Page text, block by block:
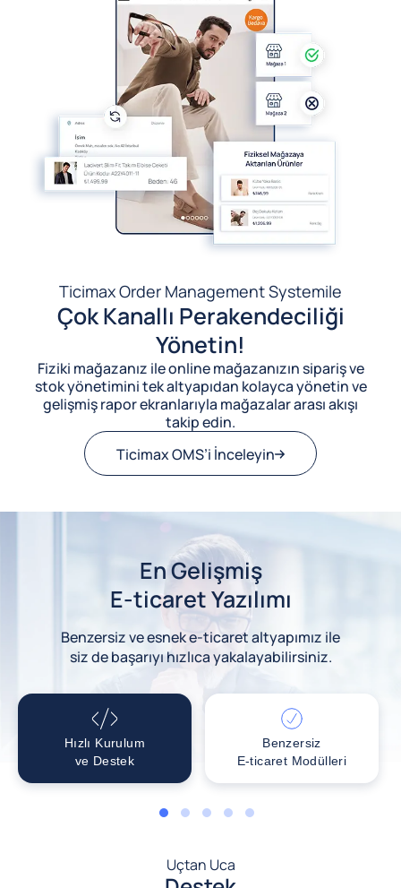
Ticimax Order Management Systemile
Çok Kanallı Perakendeciliği
Yönetin!
Fiziki mağazanız ile online mağazanızın sipariş ve
stok yönetimini tek altyapıdan kolayca yönetin ve
gelişmiş rapor ekranlarıyla mağazalar arası akışı
takip edin.
Ticimax OMS’i İnceleyin
En Gelişmiş
E-ticaret Yazılımı
Benzersiz ve esnek e-ticaret altyapımız ile
siz de başarıyı hızlıca yakalayabilirsiniz.
Hızlı Kurulum
ve Destek
Benzersiz
E-ticaret Modülleri
1 2 3 4 5
Uçtan Uca